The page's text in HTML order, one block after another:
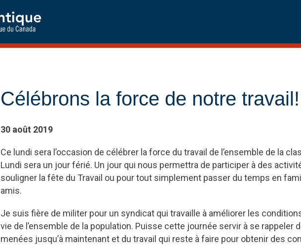
Célébrons la force de notre travail!
30 août 2019
Ce lundi sera l’occasion de célébrer la force du travail de l’ensemble de la
Lundi sera un jour férié. Un jour qui nous permettra de participer à des
souligner la fête du Travail ou pour tout simplement passer du temps en
amis.
Je suis fière de militer pour un syndicat qui travaille à améliorer les
vie de l’ensemble de la population. Puisse cette journée servir à se rappeler
menées jusqu’à maintenant et du travail qui reste à faire pour obtenir des